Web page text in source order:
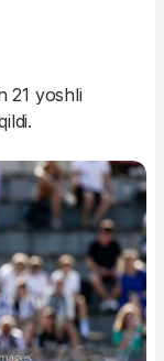
21 yoshli